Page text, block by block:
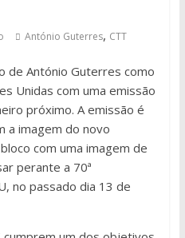
António Guterres, CTT
de António Guterres como
Unidas com uma emissão
próximo. A emissão é
a imagem do novo
com uma imagem de
perante a 70ª
no passado dia 13 de